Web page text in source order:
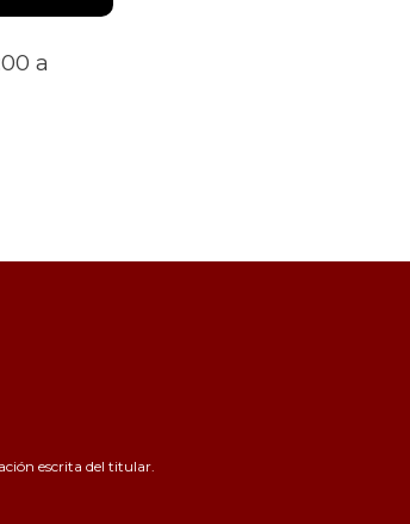
a
escrita del titular.